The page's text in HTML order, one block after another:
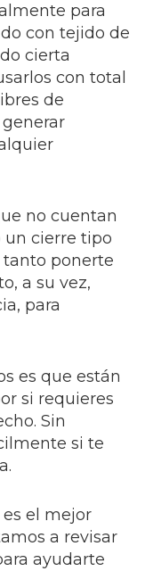
para
con tejido de
cierta
con total
de
no cuentan
un cierre tipo
tanto ponerte
a su vez,
para
es que están
si requieres
Sin
si te
el mejor
a revisar
ayudarte